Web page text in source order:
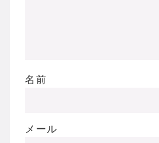
名前
メール